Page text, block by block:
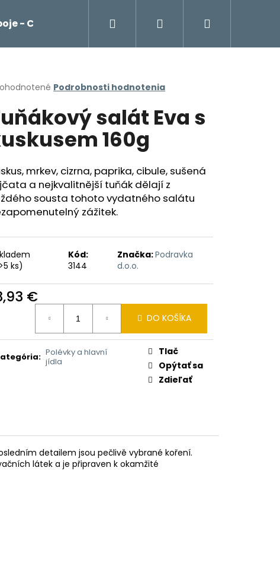
- Cockta, čaje, káva Franck Potraviny
Hľadať Prihlásenie
Podrobnosti hodnotenia
salát Eva s
160g
mrkev, cizrna, paprika, cibule, sušená
a nejkvalitnější tuňák dělají z
sousta tohoto vydatného salátu
zážitek.
ks)
Kód:
3144
Značka:Podravka
d.o.o.
€
Jednotková
DO KOŠÍKA
: Polévky a hlavní
jídla
Tlač
Opýtať sa
Zdieľať
detailem jsou pečlivě vybrané koření.
látek a je připraven k okamžité
BALSAM 2V1 HEŘMÁNEK